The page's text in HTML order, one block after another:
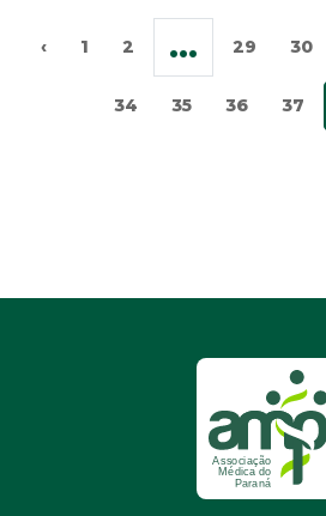
‹ 1 2 ... 29 30
34 35 36 37